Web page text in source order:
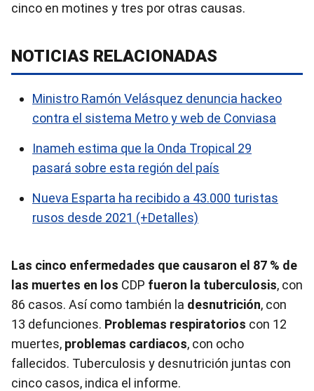
cinco en motines y tres por otras causas.
NOTICIAS RELACIONADAS
Ministro Ramón Velásquez denuncia hackeo
contra el sistema Metro y web de Conviasa
Inameh estima que la Onda Tropical 29
pasará sobre esta región del país
Nueva Esparta ha recibido a 43.000 turistas
rusos desde 2021 (+Detalles)
Las cinco enfermedades que causaron el 87 % de
las muertes en los CDP fueron la tuberculosis, con
86 casos. Así como también la desnutrición, con
13 defunciones. Problemas respiratorios con 12
muertes, problemas cardiacos, con ocho
fallecidos. Tuberculosis y desnutrición juntas con
cinco casos, indica el informe.